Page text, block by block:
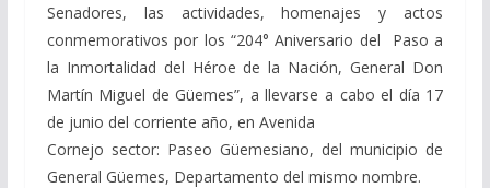
Senadores, las actividades, homenajes y actos
conmemorativos por los “204° Aniversario del Paso a
la Inmortalidad del Héroe de la Nación, General Don
Martín Miguel de Güemes”, a llevarse a cabo el día 17
de junio del corriente año, en Avenida
Cornejo sector: Paseo Güemesiano, del municipio de
General Güemes, Departamento del mismo nombre.